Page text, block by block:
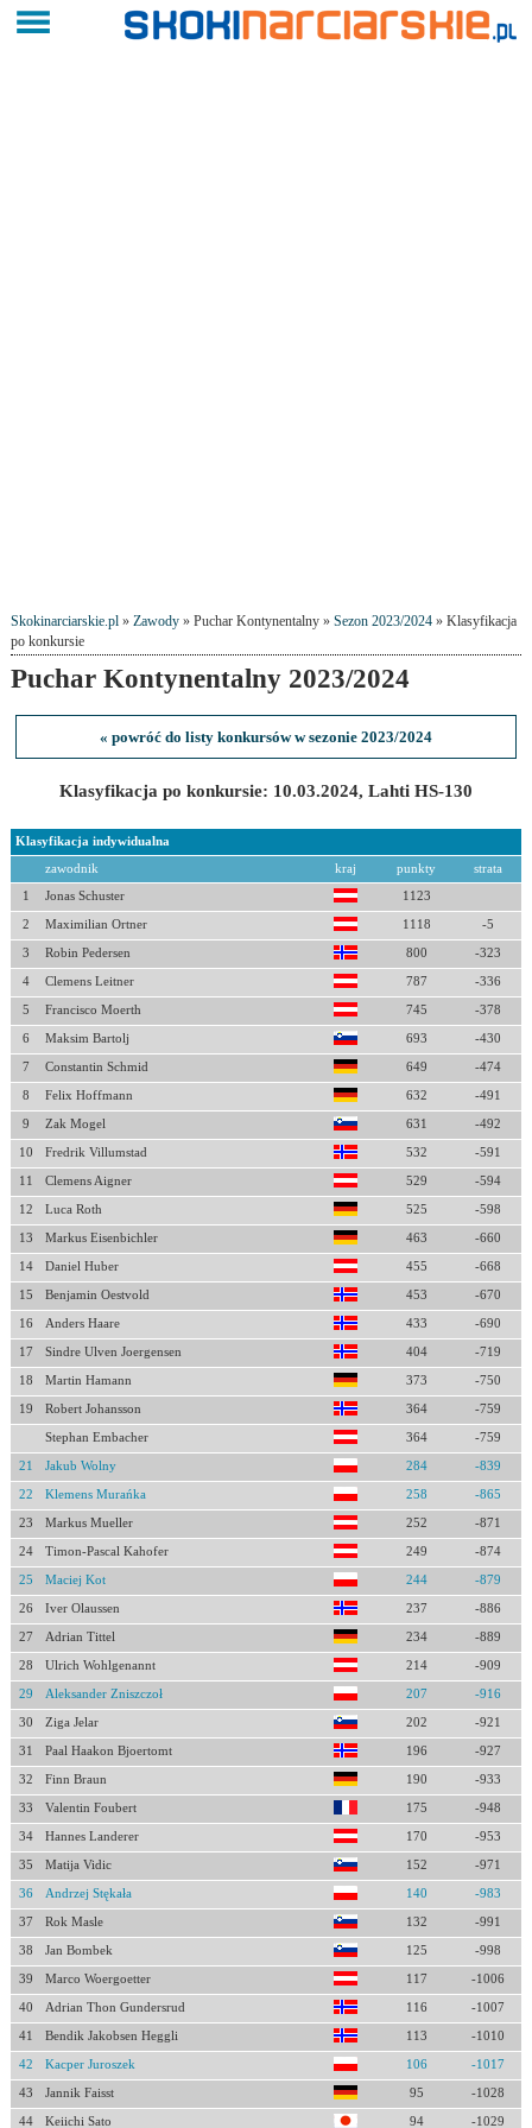
Skokinarciarskie.pl» Zawody» Puchar Kontynentalny » Sezon 2023/2024» Klasyfikacja
po konkursie
Puchar Kontynentalny 2023/2024
« powróć do listy konkursów w sezonie 2023/2024
Klasyfikacja po konkursie: 10.03.2024, Lahti HS-130
Klasyfikacja indywidualna
zawodnik kraj punkty strata
1 Jonas Schuster 1123
2 Maximilian Ortner 1118 -5
3 Robin Pedersen 800 -323
4 Clemens Leitner 787 -336
5 Francisco Moerth 745 -378
6 Maksim Bartolj 693 -430
7 Constantin Schmid 649 -474
8 Felix Hoffmann 632 -491
9 Zak Mogel 631 -492
10 Fredrik Villumstad 532 -591
11 Clemens Aigner 529 -594
12 Luca Roth 525 -598
13 Markus Eisenbichler 463 -660
14 Daniel Huber 455 -668
15 Benjamin Oestvold 453 -670
16 Anders Haare 433 -690
17 Sindre Ulven Joergensen 404 -719
18 Martin Hamann 373 -750
19 Robert Johansson 364 -759
Stephan Embacher 364 -759
21 Jakub Wolny 284 -839
22 Klemens Murańka 258 -865
23 Markus Mueller 252 -871
24 Timon-Pascal Kahofer 249 -874
25 Maciej Kot 244 -879
26 Iver Olaussen 237 -886
27 Adrian Tittel 234 -889
28 Ulrich Wohlgenannt 214 -909
29 Aleksander Zniszczoł 207 -916
30 Ziga Jelar 202 -921
31 Paal Haakon Bjoertomt 196 -927
32 Finn Braun 190 -933
33 Valentin Foubert 175 -948
34 Hannes Landerer 170 -953
35 Matija Vidic 152 -971
36 Andrzej Stękała 140 -983
37 Rok Masle 132 -991
38 Jan Bombek 125 -998
39 Marco Woergoetter 117 -1006
40 Adrian Thon Gundersrud 116 -1007
41 Bendik Jakobsen Heggli 113 -1010
42 Kacper Juroszek 106 -1017
43 Jannik Faisst 95 -1028
44 Keiichi Sato 94 -1029